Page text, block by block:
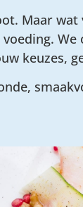
Maar wat
keuzes,